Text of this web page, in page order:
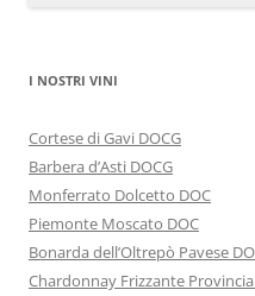
I NOSTRI VINI
Cortese di Gavi DOCG
Barbera d’Asti DOCG
Monferrato Dolcetto DOC
Piemonte Moscato DOC
Bonarda dell’Oltrepò Pavese
Chardonnay Frizzante